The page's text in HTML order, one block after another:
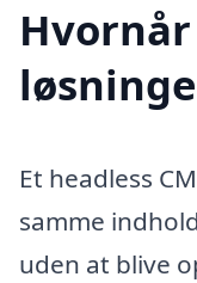
Et headless
samme
uden at blive